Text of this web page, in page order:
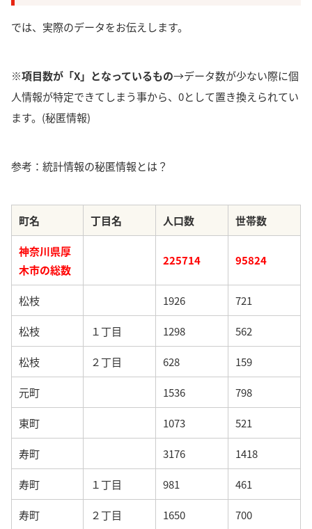
では、実際のデータをお伝えします。
※項目数が「X」となっているもの→データ数が少ない際に個
人情報が特定できてしまう事から、0として置き換えられてい
ます。(秘匿情報)
参考：統計情報の秘匿情報とは？
町名 丁目名 人口数 世帯数
神奈川県厚
木市の総数
225714 95824
松枝 1926 721
松枝 １丁目 1298 562
松枝 ２丁目 628 159
元町 1536 798
東町 1073 521
寿町 3176 1418
寿町 １丁目 981 461
寿町 ２丁目 1650 700